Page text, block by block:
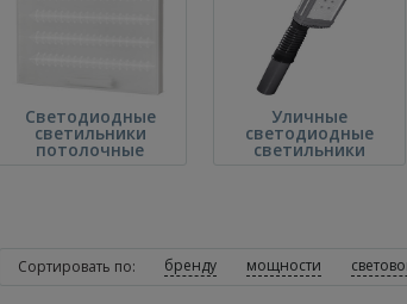
Светодиодные
светильники
потолочные
Уличные
светодиодные
светильники
Сортировать по: бренду мощности